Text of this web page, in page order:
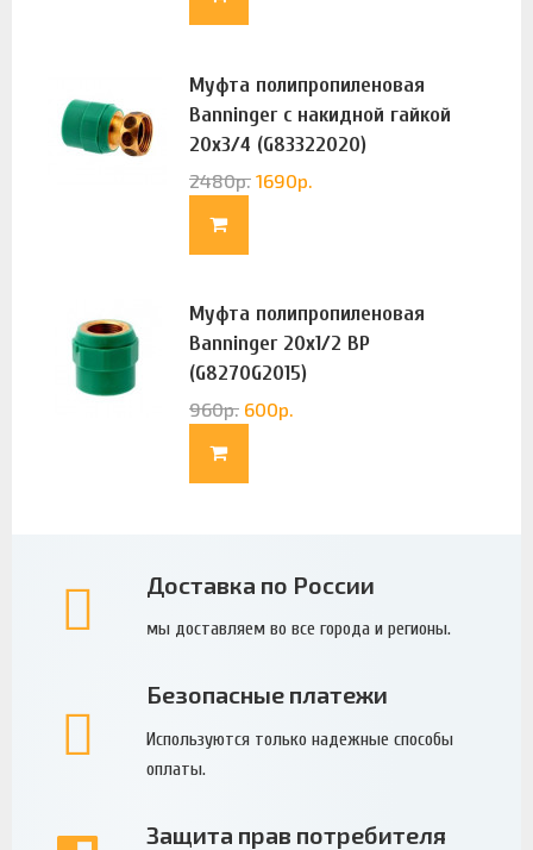
Муфта полипропиленовая
Banninger с накидной гайкой
20х3/4 (G83322020)
2480р. 1690р.
Муфта полипропиленовая
Banninger 20х1/2 ВР
(G8270G2015)
960р. 600р.
Доставка по России
мы доставляем во все города и регионы.
Безопасные платежи
Используются только надежные способы
оплаты.
Защита прав потребителя